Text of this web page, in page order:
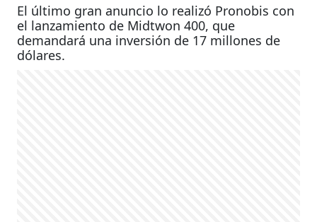
El último gran anuncio lo realizó Pronobis con
el lanzamiento de Midtwon 400, que
demandará una inversión de 17 millones de
dólares.